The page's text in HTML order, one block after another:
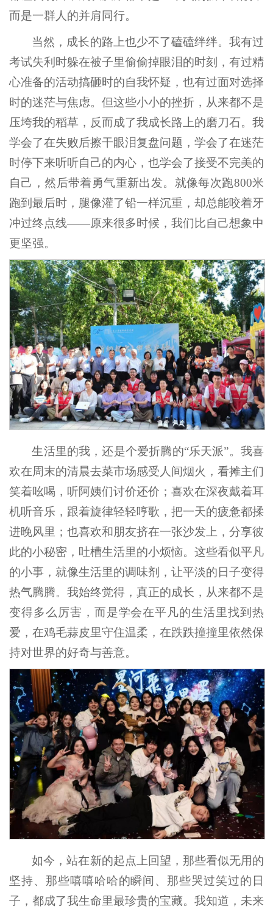
而是一群人的并肩同行。
当然，成长的路上也少不了磕磕绊绊。我有过
考试失利时躲在被子里偷偷掉眼泪的时刻，有过精
心准备的活动搞砸时的自我怀疑，也有过面对选择
时的迷茫与焦虑。但这些小小的挫折，从来都不是
压垮我的稻草，反而成了我成长路上的磨刀石。我
学会了在失败后擦干眼泪复盘问题，学会了在迷茫
时停下来听听自己的内心，也学会了接受不完美的
自己，然后带着勇气重新出发。就像每次跑800米
跑到最后时，腿像灌了铅一样沉重，却总能咬着牙
冲过终点线——原来很多时候，我们比自己想象中
更坚强。
生活里的我，还是个爱折腾的“乐天派”。我喜
欢在周末的清晨去菜市场感受人间烟火，看摊主们
笑着吆喝，听阿姨们讨价还价；喜欢在深夜戴着耳
机听音乐，跟着旋律轻轻哼歌，把一天的疲惫都揉
进晚风里；也喜欢和朋友挤在一张沙发上，分享彼
此的小秘密，吐槽生活里的小烦恼。这些看似平凡
的小事，就像生活里的调味剂，让平淡的日子变得
热气腾腾。我始终觉得，真正的成长，从来都不是
变得多么厉害，而是学会在平凡的生活里找到热
爱，在鸡毛蒜皮里守住温柔，在跌跌撞撞里依然保
持对世界的好奇与善意。
如今，站在新的起点上回望，那些看似无用的
坚持、那些嘻嘻哈哈的瞬间、那些哭过笑过的日
子，都成了我生命里最珍贵的宝藏。我知道，未来